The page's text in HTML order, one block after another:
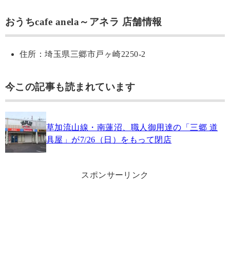
おうちcafe anela～アネラ 店舗情報
住所：埼玉県三郷市戸ヶ崎2250-2
今この記事も読まれています
草加流山線・南蓮沼、職人御用達の「三郷 道
具屋」が7/26（日）をもって閉店
スポンサーリンク